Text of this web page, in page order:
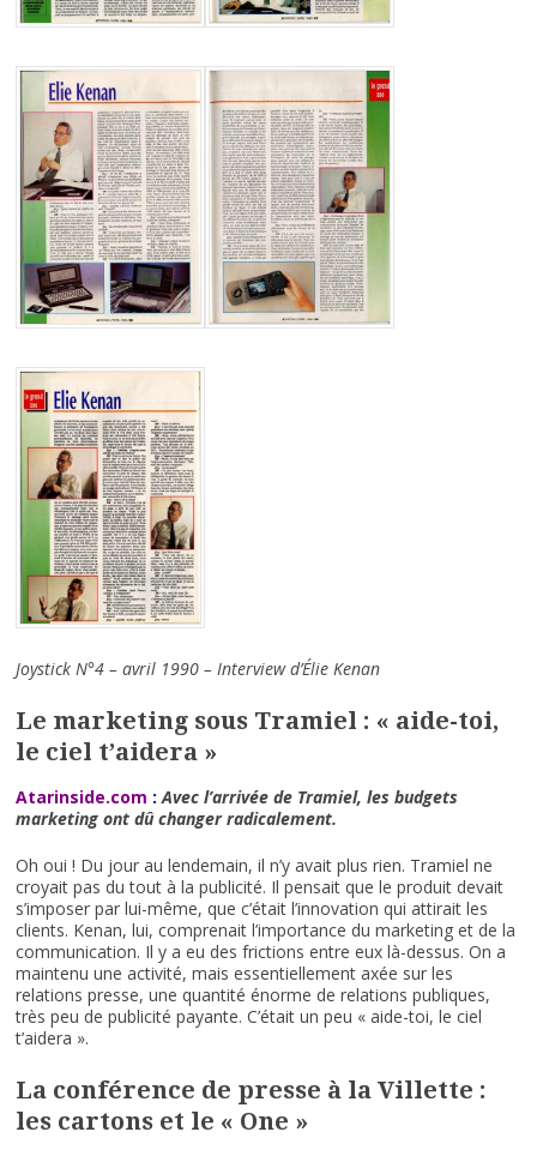
Joystick N°4 – avril 1990 – Interview d’Élie Kenan
Le marketing sous Tramiel : « aide-toi,
le ciel t’aidera »
Atarinside.com : Avec l’arrivée de Tramiel, les budgets
marketing ont dû changer radicalement.
Oh oui ! Du jour au lendemain, il n’y avait plus rien. Tramiel ne
croyait pas du tout à la publicité. Il pensait que le produit devait
s’imposer par lui-même, que c’était l’innovation qui attirait les
clients. Kenan, lui, comprenait l’importance du marketing et de la
communication. Il y a eu des frictions entre eux là-dessus. On a
maintenu une activité, mais essentiellement axée sur les
relations presse, une quantité énorme de relations publiques,
très peu de publicité payante. C’était un peu « aide-toi, le ciel
t’aidera ».
La conférence de presse à la Villette :
les cartons et le « One »